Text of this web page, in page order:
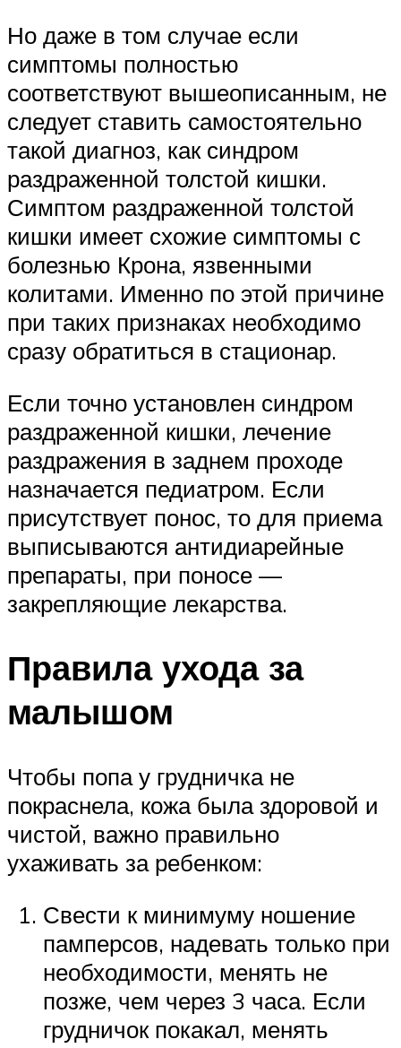
Но даже в том случае если
симптомы полностью
соответствуют вышеописанным, не
следует ставить самостоятельно
такой диагноз, как синдром
раздраженной толстой кишки.
Симптом раздраженной толстой
кишки имеет схожие симптомы с
болезнью Крона, язвенными
колитами. Именно по этой причине
при таких признаках необходимо
сразу обратиться в стационар.
Если точно установлен синдром
раздраженной кишки, лечение
раздражения в заднем проходе
назначается педиатром. Если
присутствует понос, то для приема
выписываются антидиарейные
препараты, при поносе —
закрепляющие лекарства.
Правила ухода за
малышом
Чтобы попа у грудничка не
покраснела, кожа была здоровой и
чистой, важно правильно
ухаживать за ребенком:
Свести к минимуму ношение
памперсов, надевать только при
необходимости, менять не
позже, чем через 3 часа. Если
грудничок покакал, менять